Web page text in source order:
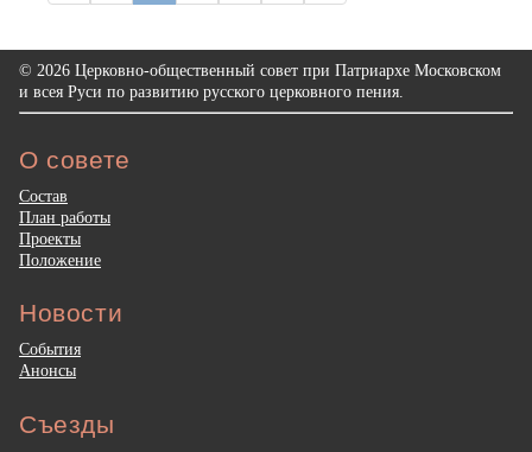
© 2026 Церковно-общественный совет при Патриархе Московском
и всея Руси по развитию русского церковного пения.
О совете
Состав
План работы
Проекты
Положение
Новости
События
Анонсы
Съезды